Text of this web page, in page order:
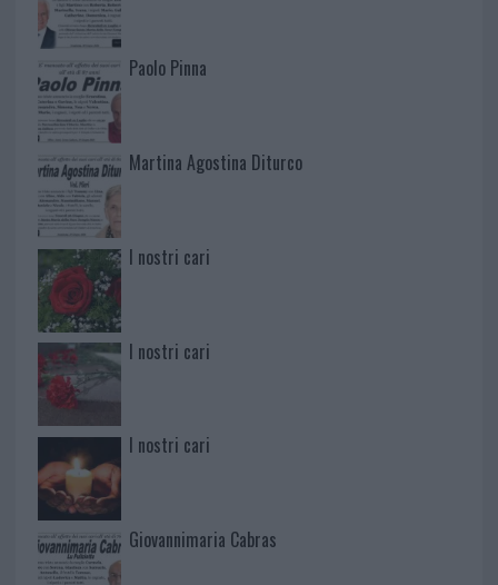
Paolo Pinna
Martina Agostina Diturco
I nostri cari
I nostri cari
I nostri cari
Giovannimaria Cabras